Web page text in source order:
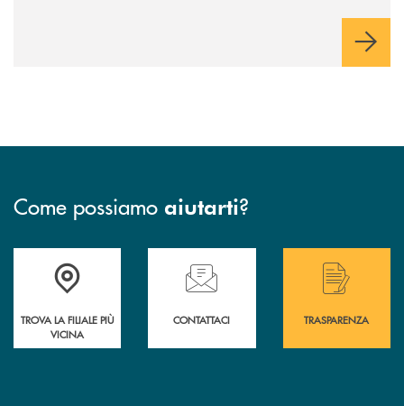
Come possiamo aiutarti?
Accedi all' elenco completo delle filiali .
TROVA LA FILIALE PIÙ
VICINA
Hai bisogno di assistenza immediata?
CONTATTACI
Hai bisogno di
TRASPARENZA